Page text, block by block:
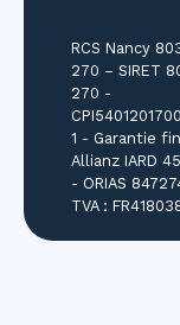
RCS Nancy
270 – SIRET
270 -
1 - Garantie
Allianz IARD
- ORIAS
TVA :